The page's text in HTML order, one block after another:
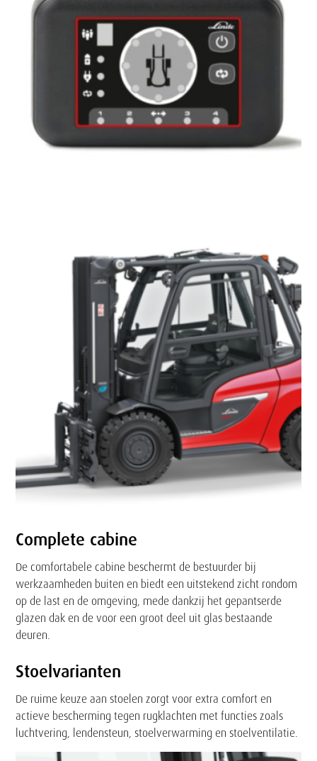
Complete cabine
De comfortabele cabine beschermt de bestuurder bij
werkzaamheden buiten en biedt een uitstekend zicht rondom
op de last en de omgeving, mede dankzij het gepantserde
glazen dak en de voor een groot deel uit glas bestaande
deuren.
Stoelvarianten
De ruime keuze aan stoelen zorgt voor extra comfort en
actieve bescherming tegen rugklachten met functies zoals
luchtvering, lendensteun, stoelverwarming en stoelventilatie.